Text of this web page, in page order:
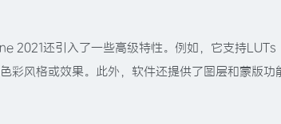
2021还引入了一些高级特性。例如，它支持
彩风格或效果。此外，软件还提供了图层和蒙版